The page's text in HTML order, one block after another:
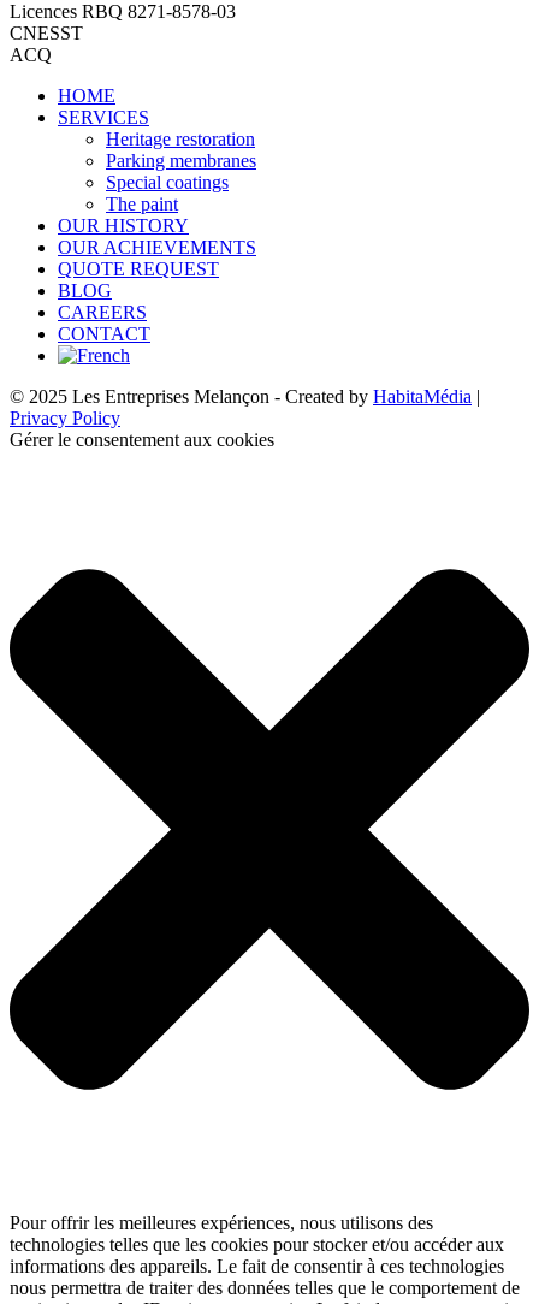
Licences RBQ 8271-8578-03
CNESST
ACQ
HOME
SERVICES
Heritage restoration
Parking membranes
Special coatings
The paint
OUR HISTORY
OUR ACHIEVEMENTS
QUOTE REQUEST
BLOG
CAREERS
CONTACT
© 2025 Les Entreprises Melançon - Created by HabitaMédia |
Privacy Policy
Gérer le consentement aux cookies
Pour offrir les meilleures expériences, nous utilisons des
technologies telles que les cookies pour stocker et/ou accéder aux
informations des appareils. Le fait de consentir à ces technologies
nous permettra de traiter des données telles que le comportement de